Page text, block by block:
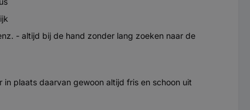
- altijd bij de hand zonder lang zoeken naar de
plaats daarvan gewoon altijd fris en schoon uit